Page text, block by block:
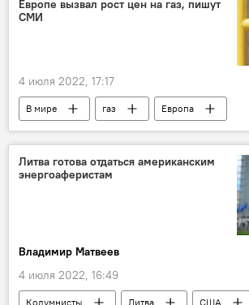
отпуск
Калининград
Гинтаутас Палуцкас
Европе вызвал рост цен на газ, пишут
СМИ
4 июля 2022, 17:17
В мире газ
Европа
рост цен
забастовка
Литва готова отдаться американским
энергоаферистам
Владимир Матвеев
4 июля 2022, 16:49
Колумнисты Литва США